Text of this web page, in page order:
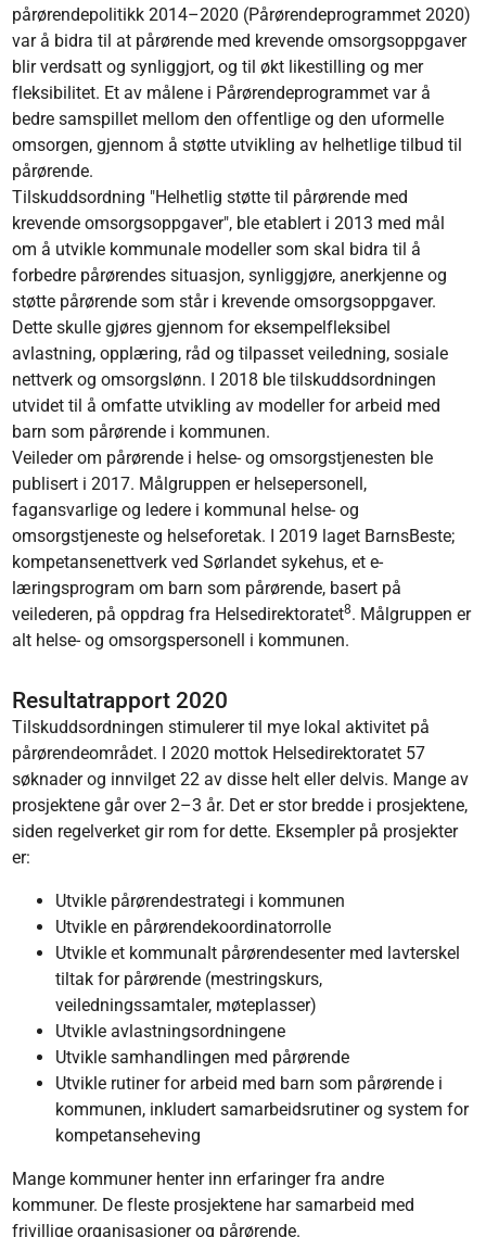
pårørendepolitikk 2014–2020 (Pårørendeprogrammet 2020)
var å bidra til at pårørende med krevende omsorgsoppgaver
blir verdsatt og synliggjort, og til økt likestilling og mer
fleksibilitet. Et av målene i Pårørendeprogrammet var å
bedre samspillet mellom den offentlige og den uformelle
omsorgen, gjennom å støtte utvikling av helhetlige tilbud til
pårørende.
Tilskuddsordning "Helhetlig støtte til pårørende med
krevende omsorgsoppgaver", ble etablert i 2013 med mål
om å utvikle kommunale modeller som skal bidra til å
forbedre pårørendes situasjon, synliggjøre, anerkjenne og
støtte pårørende som står i krevende omsorgsoppgaver.
Dette skulle gjøres gjennom for eksempelfleksibel
avlastning, opplæring, råd og tilpasset veiledning, sosiale
nettverk og omsorgslønn. I 2018 ble tilskuddsordningen
utvidet til å omfatte utvikling av modeller for arbeid med
barn som pårørende i kommunen.
Veileder om pårørende i helse- og omsorgstjenesten ble
publisert i 2017. Målgruppen er helsepersonell,
fagansvarlige og ledere i kommunal helse- og
omsorgstjeneste og helseforetak. I 2019 laget BarnsBeste;
kompetansenettverk ved Sørlandet sykehus, et e-
læringsprogram om barn som pårørende, basert på
veilederen, på oppdrag fra Helsedirektoratet8. Målgruppen er
alt helse- og omsorgspersonell i kommunen.
Resultatrapport 2020
Tilskuddsordningen stimulerer til mye lokal aktivitet på
pårørendeområdet. I 2020 mottok Helsedirektoratet 57
søknader og innvilget 22 av disse helt eller delvis. Mange av
prosjektene går over 2–3 år. Det er stor bredde i prosjektene,
siden regelverket gir rom for dette. Eksempler på prosjekter
er:
Utvikle pårørendestrategi i kommunen
Utvikle en pårørendekoordinatorrolle
Utvikle et kommunalt pårørendesenter med lavterskel
tiltak for pårørende (mestringskurs,
veiledningssamtaler, møteplasser)
Utvikle avlastningsordningene
Utvikle samhandlingen med pårørende
Utvikle rutiner for arbeid med barn som pårørende i
kommunen, inkludert samarbeidsrutiner og system for
kompetanseheving
Mange kommuner henter inn erfaringer fra andre
kommuner. De fleste prosjektene har samarbeid med
frivillige organisasjoner og pårørende.